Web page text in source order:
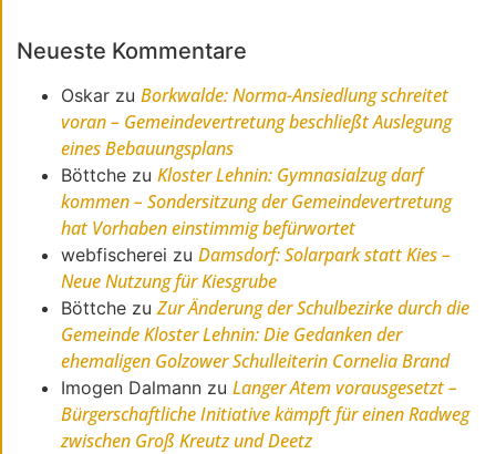
Neueste Kommentare
Oskar zu Borkwalde: Norma-Ansiedlung schreitet
voran – Gemeindevertretung beschließt Auslegung
eines Bebauungsplans
Böttche zu Kloster Lehnin: Gymnasialzug darf
kommen – Sondersitzung der Gemeindevertretung
hat Vorhaben einstimmig befürwortet
webfischerei zu Damsdorf: Solarpark statt Kies –
Neue Nutzung für Kiesgrube
Böttche zuZur Änderung der Schulbezirke durch die
Gemeinde Kloster Lehnin: Die Gedanken der
ehemaligen Golzower Schulleiterin Cornelia Brand
Imogen Dalmann zu Langer Atem vorausgesetzt –
Bürgerschaftliche Initiative kämpft für einen Radweg
zwischen Groß Kreutz und Deetz